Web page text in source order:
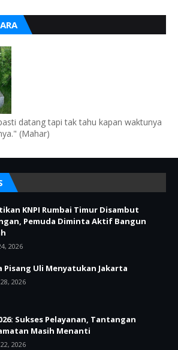
datang tapi tak tahu kapan waktunya
(Mahar)
KNPI Rumbai Timur Disambut
Pemuda Diminta Aktif Bangun
2026
Pisang Uli Menyatukan Jakarta
2026
Sukses Pelayanan, Tantangan
Masih Menanti
2026